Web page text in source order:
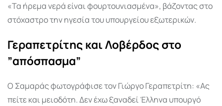
«Τα ήρεμα νερά είναι φουρτουνιασμένα», βάζοντας στο
στόχαστρο την ηγεσία του υπουργείου εξωτερικών.
Γεραπετρίτης και Λοβέρδος στο
”απόσπασμα”
Ο Σαμαράς φωτογράφισε τον Γιώργο Γεραπετρίτη: «Ας
πείτε και μειοδότη. Δεν έχω ξαναδεί Έλληνα υπουργό